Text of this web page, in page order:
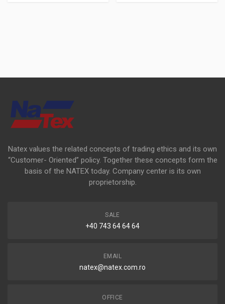
Natex values the related concepts of trading ethics and its own
“Customer- Oriented” policy. Together these concepts form the
basis of the NATEX today. Company center is its own
proprietorship.
SALE
+40 743 64 64 64
EMAIL
natex@natex.com.ro
OFFICE